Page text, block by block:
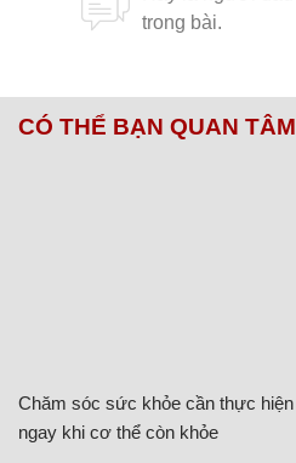
CÓ THỂ BẠN QUAN TÂM
Chăm sóc sức khỏe cần thực hiện
ngay khi cơ thể còn khỏe